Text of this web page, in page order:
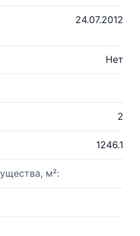
24.07.2012
Нет
2
1246.1
м²: